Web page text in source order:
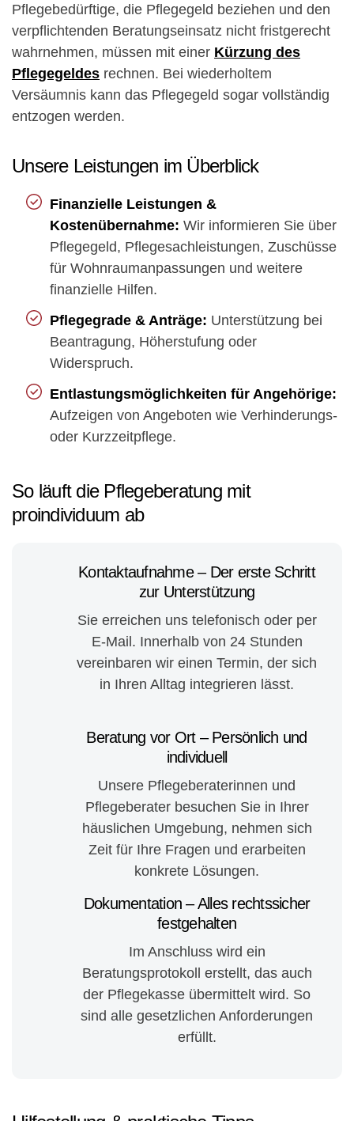
Pflegebedürftige, die Pflegegeld beziehen und den
verpflichtenden Beratungseinsatz nicht fristgerecht
wahrnehmen, müssen mit einer Kürzung des
Pflegegeldes rechnen. Bei wiederholtem
Versäumnis kann das Pflegegeld sogar vollständig
entzogen werden.
Unsere Leistungen im Überblick
Finanzielle Leistungen &
Kostenübernahme: Wir informieren Sie über
Pflegegeld, Pflegesachleistungen, Zuschüsse
für Wohnraumanpassungen und weitere
finanzielle Hilfen.
Pflegegrade & Anträge: Unterstützung bei
Beantragung, Höherstufung oder
Widerspruch.
Entlastungsmöglichkeiten für Angehörige:
Aufzeigen von Angeboten wie Verhinderungs-
oder Kurzzeitpflege.
So läuft die Pflegeberatung mit
proindividuum ab
Kontaktaufnahme – Der erste Schritt
zur Unterstützung
Sie erreichen uns telefonisch oder per
E-Mail. Innerhalb von 24 Stunden
vereinbaren wir einen Termin, der sich
in Ihren Alltag integrieren lässt.
Beratung vor Ort – Persönlich und
individuell
Unsere Pflegeberaterinnen und
Pflegeberater besuchen Sie in Ihrer
häuslichen Umgebung, nehmen sich
Zeit für Ihre Fragen und erarbeiten
konkrete Lösungen.
Dokumentation – Alles rechtssicher
festgehalten
Im Anschluss wird ein
Beratungsprotokoll erstellt, das auch
der Pflegekasse übermittelt wird. So
sind alle gesetzlichen Anforderungen
erfüllt.